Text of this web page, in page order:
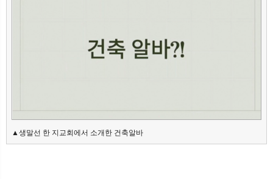
▲생말선 한 지교회에서 소개한 건축알바